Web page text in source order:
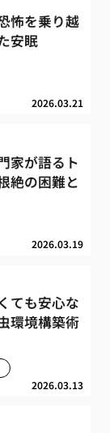
怖を乗り越
安眠
2026.03.21
家が語るト
絶の困難と
2026.03.19
ても安心な
環境構築術
2026.03.13